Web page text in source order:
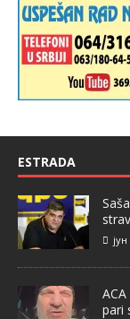
ESTRADA
pari